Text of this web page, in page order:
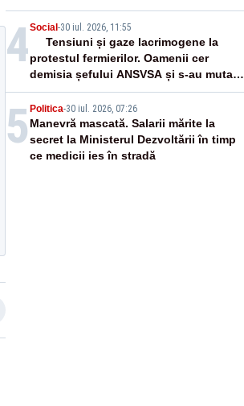
4Social-30 iul. 2026, 11:55
Tensiuni și gaze lacrimogene la
protestul fermierilor. Oamenii cer
demisia șefului ANSVSA și s-au mutat
în Piața Victoria– LIVE TEXT
5 Politica-30 iul. 2026, 07:26
Manevră mascată. Salarii mărite la
secret la Ministerul Dezvoltării în timp
ce medicii ies în stradă